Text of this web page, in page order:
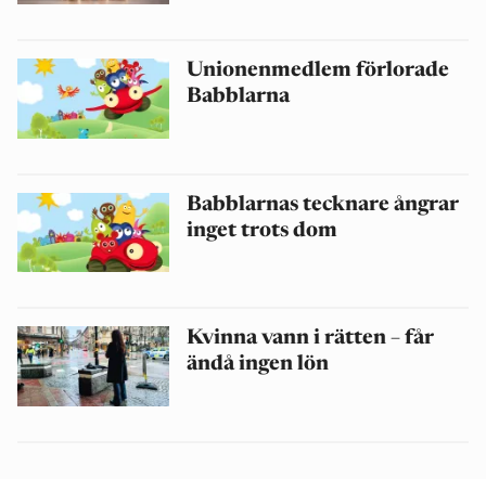
Unionenmedlem förlorade
Babblarna
Babblarnas tecknare ångrar
inget trots dom
Kvinna vann i rätten – får
ändå ingen lön